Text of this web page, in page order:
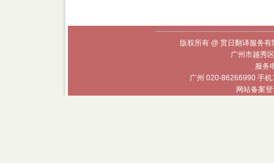
版权所有 @ 贯日翻译服务
广州市越秀
服务
广州 020-86266990 手
网站备案